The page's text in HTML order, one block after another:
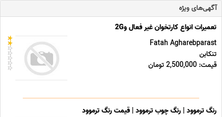
آگهی‌های ویژه
تعمیرات انواع کارتخوان غیر فعال و2G
Fatah Agharebparast
تنکابن
قیمت: 2,500,000 تومان
رنگ ترموود | رنگ چوب ترموود | قیمت رنگ ترموود